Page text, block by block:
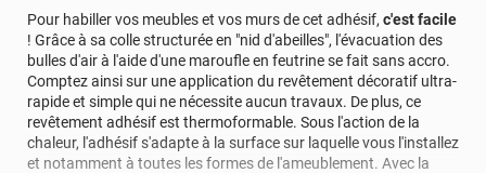
Pour habiller vos meubles et vos murs de cet adhésif, c'est facile
! Grâce à sa colle structurée en "nid d'abeilles", l'évacuation des
bulles d'air à l'aide d'une maroufle en feutrine se fait sans accro.
Comptez ainsi sur une application du revêtement décoratif ultra-
rapide et simple qui ne nécessite aucun travaux. De plus, ce
revêtement adhésif est thermoformable. Sous l'action de la
chaleur, l'adhésif s'adapte à la surface sur laquelle vous l'installez
et notamment à toutes les formes de l'ameublement. Avec la